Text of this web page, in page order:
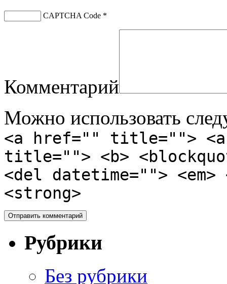
CAPTCHA Code *
Комментарий
Можно использовать
<a href="" title="">
title=""> <b>
<del datetime="">
<strong>
Рубрики
Без рубрики